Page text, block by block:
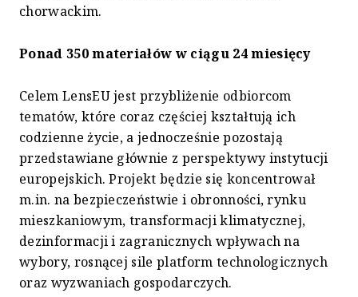
chorwackim.
Ponad 350 materiałów w ciągu 24 miesięcy
Celem LensEU jest przybliżenie odbiorcom
tematów, które coraz częściej kształtują ich
codzienne życie, a jednocześnie pozostają
przedstawiane głównie z perspektywy instytucji
europejskich. Projekt będzie się koncentrował
m.in. na bezpieczeństwie i obronności, rynku
mieszkaniowym, transformacji klimatycznej,
dezinformacji i zagranicznych wpływach na
wybory, rosnącej sile platform technologicznych
oraz wyzwaniach gospodarczych.